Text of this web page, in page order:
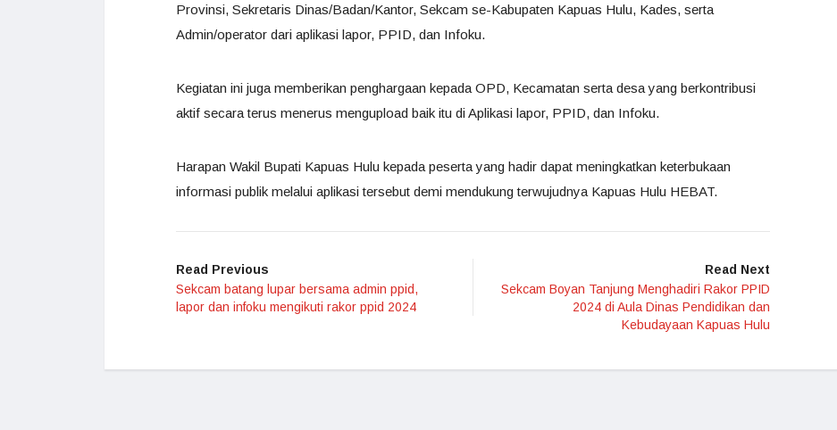
Provinsi, Sekretaris Dinas/Badan/Kantor, Sekcam se-Kabupaten Kapuas Hulu, Kades, serta
Admin/operator dari aplikasi lapor, PPID, dan Infoku.
Kegiatan ini juga memberikan penghargaan kepada OPD, Kecamatan serta desa yang berkontribusi
aktif secara terus menerus mengupload baik itu di Aplikasi lapor, PPID, dan Infoku.
Harapan Wakil Bupati Kapuas Hulu kepada peserta yang hadir dapat meningkatkan keterbukaan
informasi publik melalui aplikasi tersebut demi mendukung terwujudnya Kapuas Hulu HEBAT.
Read Previous
Sekcam batang lupar bersama admin ppid,
lapor dan infoku mengikuti rakor ppid 2024
Read Next
Sekcam Boyan Tanjung Menghadiri Rakor PPID
2024 di Aula Dinas Pendidikan dan
Kebudayaan Kapuas Hulu